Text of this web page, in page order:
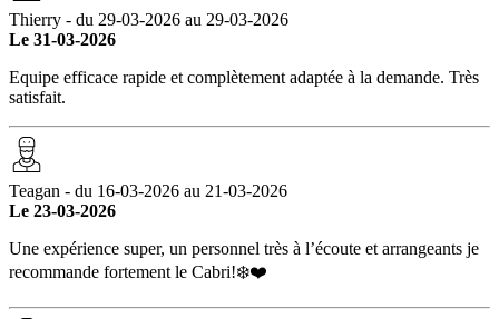
Thierry - du 29-03-2026 au 29-03-2026
Le 31-03-2026
Equipe efficace rapide et complètement adaptée à la demande. Très
satisfait.
Teagan - du 16-03-2026 au 21-03-2026
Le 23-03-2026
Une expérience super, un personnel très à l’écoute et arrangeants je
recommande fortement le Cabri!❄️❤️